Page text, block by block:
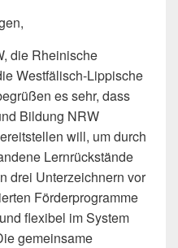
die Rheinische
Westfälisch-Lippische
es sehr, dass
Bildung NRW
will, um durch
Lernrückstände
drei Unterzeichnern vor
Förderprogramme
flexibel im System
gemeinsame